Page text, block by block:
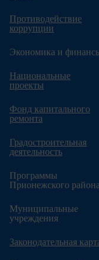
Противодействие
коррупции
Экономика и
Национальные
проекты
Фонд капитального
ремонта
Градостроительная
деятельность
Программы
Прионежского района
Муниципальные
учреждения
Законодательная